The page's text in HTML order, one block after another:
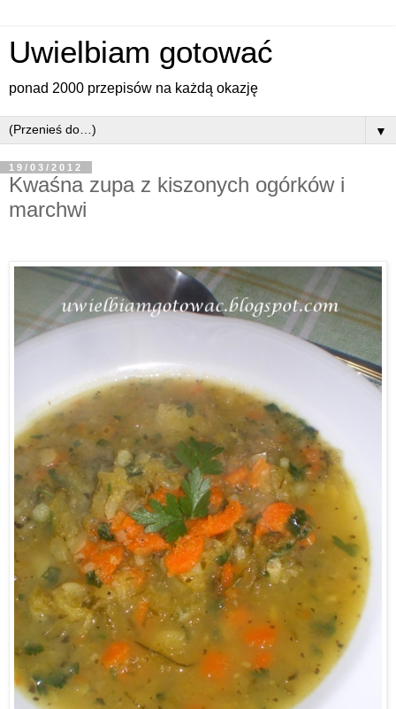
Uwielbiam gotować
ponad 2000 przepisów na każdą okazję
▼
19/03/2012
Kwaśna zupa z kiszonych ogórków i
marchwi